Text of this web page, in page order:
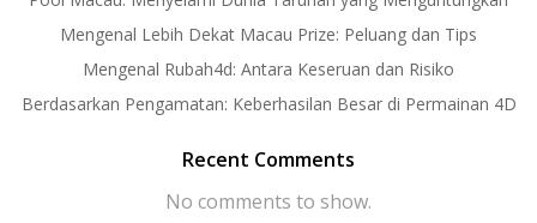
Mengenal Lebih Dekat Macau Prize: Peluang dan Tips
Mengenal Rubah4d: Antara Keseruan dan Risiko
Berdasarkan Pengamatan: Keberhasilan Besar di Permainan 4D
Recent Comments
No comments to show.